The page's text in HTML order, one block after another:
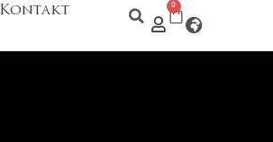
Kontakt 0